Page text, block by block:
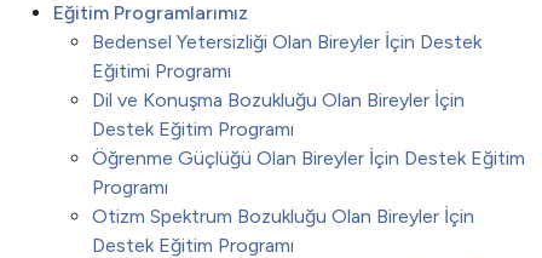
Eğitim Programlarımız
Bedensel Yetersizliği Olan Bireyler İçin Destek
Eğitimi Programı
Dil ve Konuşma Bozukluğu Olan Bireyler İçin
Destek Eğitim Programı
Öğrenme Güçlüğü Olan Bireyler İçin Destek Eğitim
Programı
Otizm Spektrum Bozukluğu Olan Bireyler İçin
Destek Eğitim Programı